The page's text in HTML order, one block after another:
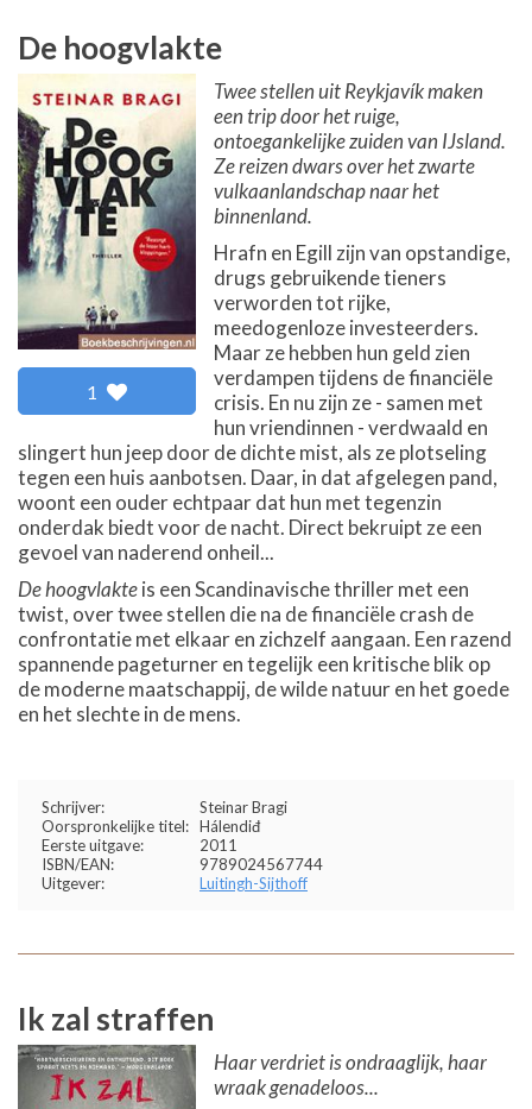
De hoogvlakte
1
Twee stellen uit Reykjavík maken
een trip door het ruige,
ontoegankelijke zuiden van IJsland.
Ze reizen dwars over het zwarte
vulkaanlandschap naar het
binnenland.
Hrafn en Egill zijn van opstandige,
drugs gebruikende tieners
verworden tot rijke,
meedogenloze investeerders.
Maar ze hebben hun geld zien
verdampen tijdens de financiële
crisis. En nu zijn ze - samen met
hun vriendinnen - verdwaald en
slingert hun jeep door de dichte mist, als ze plotseling
tegen een huis aanbotsen. Daar, in dat afgelegen pand,
woont een ouder echtpaar dat hun met tegenzin
onderdak biedt voor de nacht. Direct bekruipt ze een
gevoel van naderend onheil...
De hoogvlakteis een Scandinavische thriller met een
twist, over twee stellen die na de financiële crash de
confrontatie met elkaar en zichzelf aangaan. Een razend
spannende pageturner en tegelijk een kritische blik op
de moderne maatschappij, de wilde natuur en het goede
en het slechte in de mens.
Schrijver:
Steinar Bragi
Oorspronkelijke titel: Hálendiđ
Eerste uitgave:
2011
ISBN/EAN:
9789024567744
Uitgever:
Luitingh-Sijthoff
Ik zal straffen
Haar verdriet is ondraaglijk, haar
wraak genadeloos...